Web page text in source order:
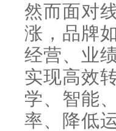
然而面对
涨，品牌
经营、业
实现高效
学、智能
率、降低